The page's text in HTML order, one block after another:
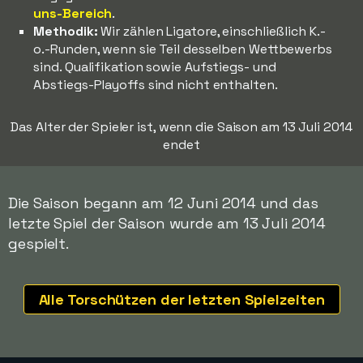
uns-Bereich.
Methodik:Wir zählen Ligatore, einschließlich K.-
o.-Runden, wenn sie Teil desselben Wettbewerbs
sind. Qualifikation sowie Aufstiegs- und
Abstiegs-Playoffs sind nicht enthalten.
Das Alter der Spieler ist, wenn die Saison am 13 Juli 2014
endet
Die Saison begann am 12 Juni 2014 und das
letzte Spiel der Saison wurde am 13 Juli 2014
gespielt.
Alle Torschützen der letzten Spielzeiten